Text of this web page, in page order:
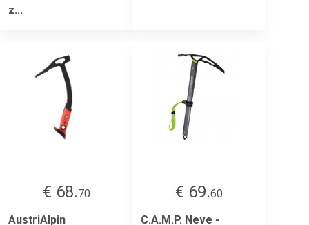
z...
€ 68.70
AustriAlpin
€ 69.60
C.A.M.P. Neve -